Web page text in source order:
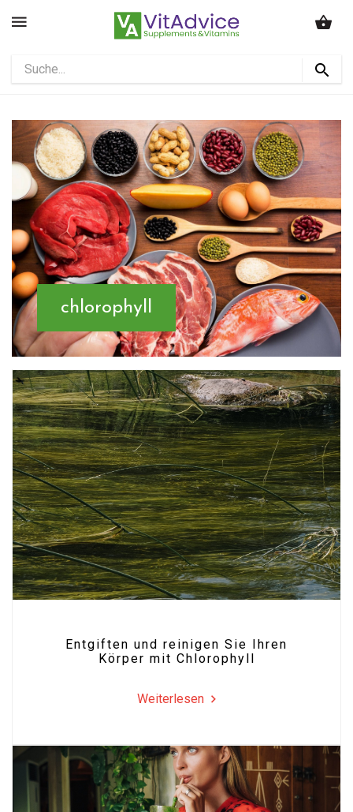
chlorophyll
Entgiften und reinigen Sie Ihren
Körper mit Chlorophyll
Weiterlesen